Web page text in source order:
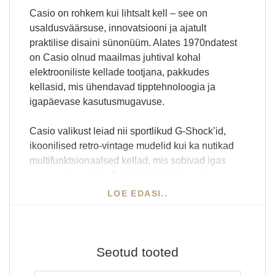
Casio on rohkem kui lihtsalt kell – see on
usaldusväärsuse, innovatsiooni ja ajatult
praktilise disaini sünonüüm. Alates 1970ndatest
on Casio olnud maailmas juhtival kohal
elektrooniliste kellade tootjana, pakkudes
kellasid, mis ühendavad tipptehnoloogia ja
igapäevase kasutusmugavuse.
Casio valikust leiad nii sportlikud G-Shock’id,
ikoonilised retro-vintage mudelid kui ka nutikad
multifunktsionaalsed kellad, mis sobivad igas
täpsus, vastupidavus ja taskukohasus – teevad
Miks valida Casio?
LOE EDASI..
Seotud tooted